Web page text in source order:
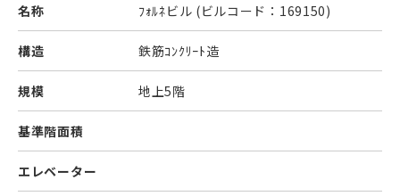
名称 ﾌｫﾙﾈビル (ビルコード：169150)
構造 鉄筋ｺﾝｸﾘｰﾄ造
規模 地上5階
基準階面積
エレベーター